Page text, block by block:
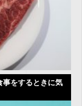
事をするときに気